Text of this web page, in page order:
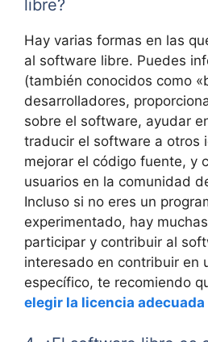
libre?
Hay varias formas en las
al software libre. Puedes
(también conocidos como
desarrolladores,
sobre el software, ayudar
traducir el software a otros
mejorar el código fuente, y
usuarios en la comunidad
Incluso si no eres un
experimentado, hay
participar y contribuir al
interesado en contribuir en
específico, te recomiendo
elegir la licencia adecuada